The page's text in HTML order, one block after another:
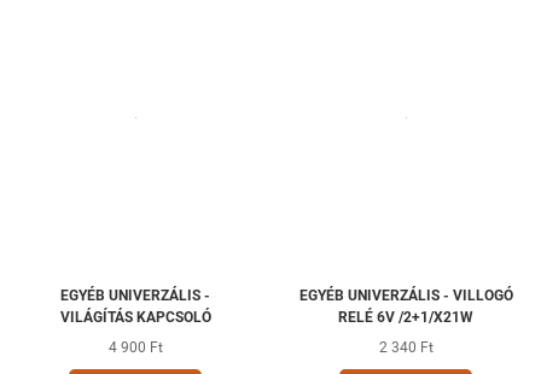
EGYÉB UNIVERZÁLIS -
VILÁGÍTÁS KAPCSOLÓ
4 900 Ft
EGYÉB UNIVERZÁLIS - VILLOGÓ
RELÉ 6V /2+1/X21W
2 340 Ft